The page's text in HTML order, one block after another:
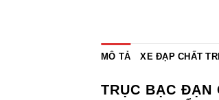
MÔ TẢ XE ĐẠP CHẤT
TRỤC BẠC ĐẠN